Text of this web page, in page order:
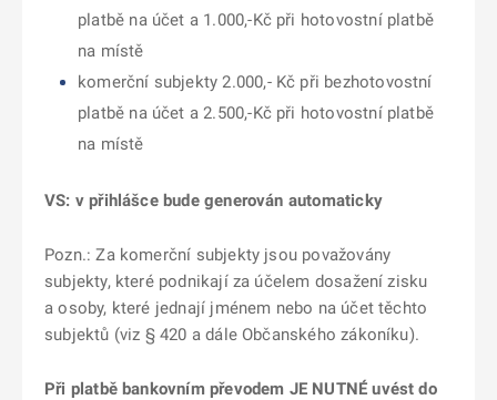
platbě na účet a 1.000,-Kč při hotovostní platbě
na místě
komerční subjekty 2.000,- Kč při bezhotovostní
platbě na účet a 2.500,-Kč při hotovostní platbě
na místě
VS: v přihlášce bude generován automaticky
Pozn.: Za komerční subjekty jsou považovány
subjekty, které podnikají za účelem dosažení zisku
a osoby, které jednají jménem nebo na účet těchto
subjektů (viz § 420 a dále Občanského zákoníku).
Při platbě bankovním převodem JE NUTNÉ uvést do